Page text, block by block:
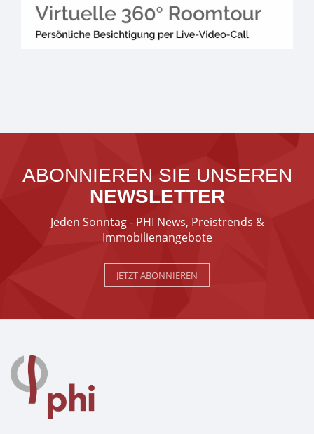
ABONNIEREN SIE UNSEREN
NEWSLETTER
Jeden Sonntag - PHI News, Preistrends &
Immobilienangebote
JETZT ABONNIEREN